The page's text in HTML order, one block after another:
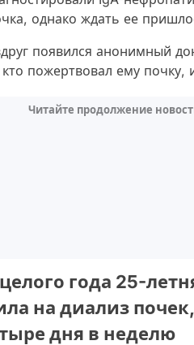
однако ждать ее
появился анонимный
пожертвовал ему почку,
Читайте продолжение
года 25-
на диализ
дня в неделю